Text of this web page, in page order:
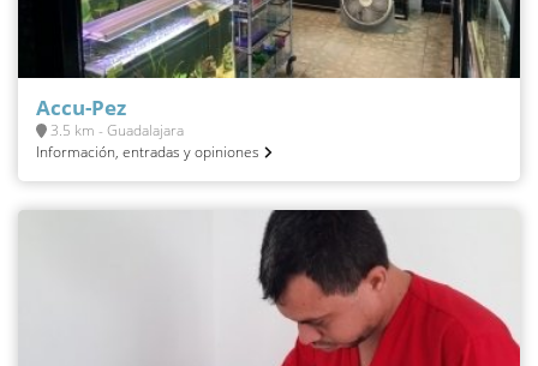
Accu-Pez
3.5 km - Guadalajara
Información, entradas y opiniones